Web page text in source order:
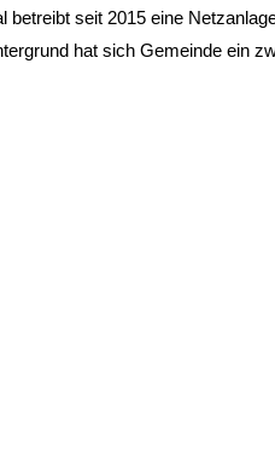
betreibt seit 2015 eine
hat sich Gemeinde ein